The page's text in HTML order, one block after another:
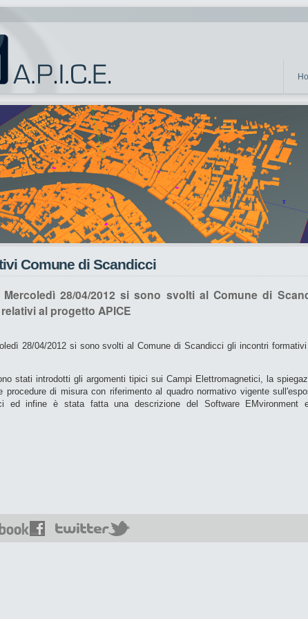
Comune di Scandicci
28/04/2012 si sono svolti al Comune di
al progetto APICE
28/04/2012 si sono svolti al Comune di Scandicci gli incontri formativi
stati introdotti gli argomenti tipici sui Campi Elettromagnetici, la
procedure di misura con riferimento al quadro normativo vigente
ed infine è stata fatta una descrizione del Software EMvironment